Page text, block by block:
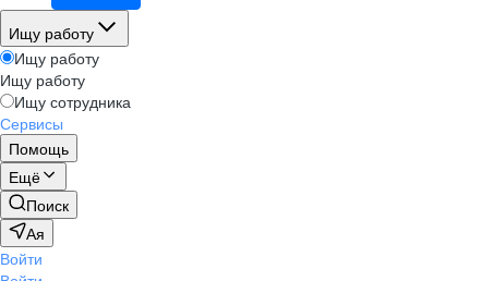
Ищу работу
Ищу работу
Ищу работу
Ищу сотрудника
Сервисы
Помощь
Ещё
Поиск
Ая
Войти